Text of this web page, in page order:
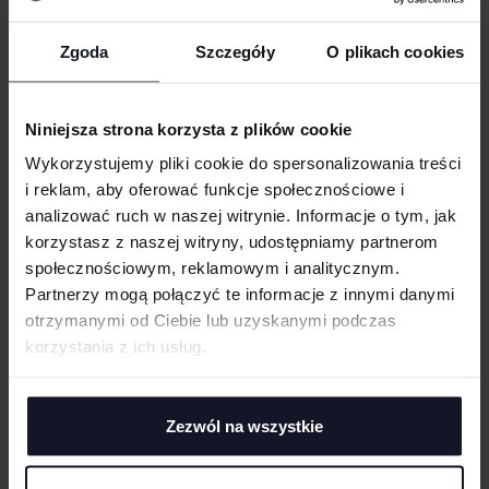
Zgoda Szczegóły O plikach cookies
Niniejsza strona korzysta z plików cookie
Wykorzystujemy pliki cookie do spersonalizowania treści
i reklam, aby oferować funkcje społecznościowe i
analizować ruch w naszej witrynie. Informacje o tym, jak
korzystasz z naszej witryny, udostępniamy partnerom
społecznościowym, reklamowym i analitycznym.
Partnerzy mogą połączyć te informacje z innymi danymi
otrzymanymi od Ciebie lub uzyskanymi podczas
korzystania z ich usług.
Zezwól na wszystkie
OPIS
Koszulka oversize
Okrągły dekolt
Obniżone ramiona
Klasyczny fason
Gruba, miękka bawełniana tkanina
Gotowe do barwienia: niewybielona/niebarwiona bawełna
GRAMATURA I SKŁAD
CERTYFIKATY
poliestrowymi nićmi za pomocą specjalnych maszyn haftujących. W
WIELKOŚĆ
cm | SZ:
WGRAJ GRAFIKĘ
UWAGI
ANULUJ